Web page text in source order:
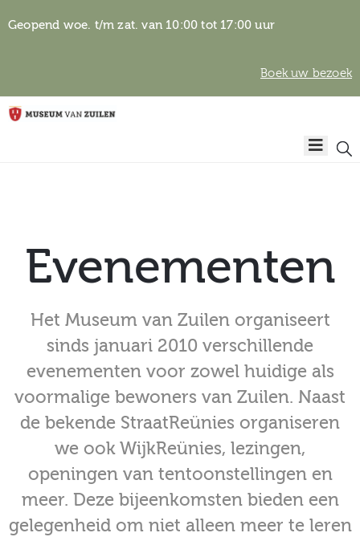
Geopend woe. t/m zat. van 10:00 tot 17:00 uur
Boek uw bezoek
Home
bezoek
museum
Activiteiten
Verhalen
Evenementen
Het Museum van Zuilen organiseert
sinds januari 2010 verschillende
evenementen voor zowel huidige als
voormalige bewoners van Zuilen. Naast
de bekende StraatReünies organiseren
we ook WijkReünies, lezingen,
openingen van tentoonstellingen en
meer. Deze bijeenkomsten bieden een
gelegenheid om niet alleen meer te leren
Algemene